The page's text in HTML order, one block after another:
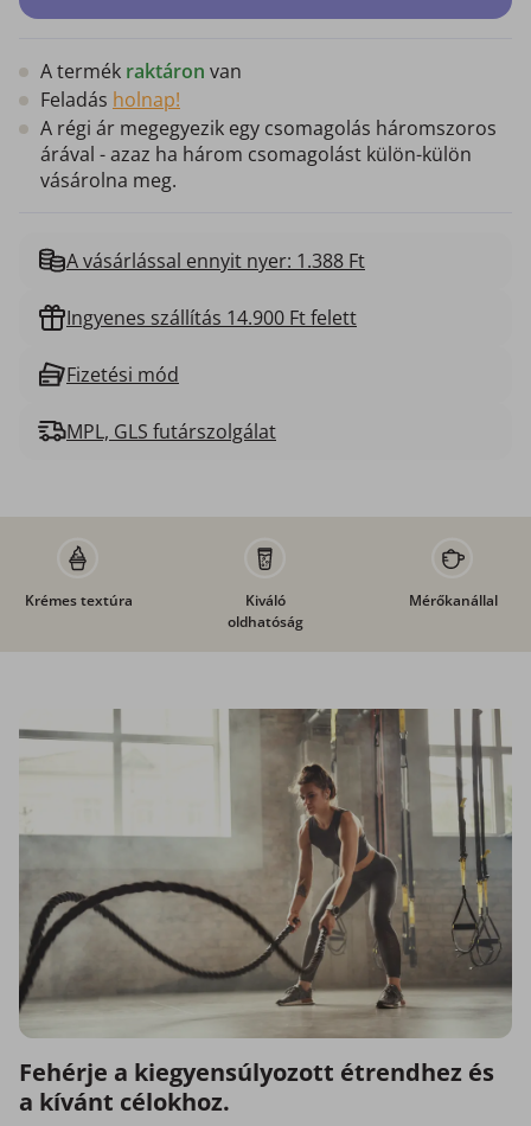
A termék raktáron van
Feladás holnap!
A régi ár megegyezik egy csomagolás háromszoros
árával - azaz ha három csomagolást külön-külön
vásárolna meg.
A vásárlással ennyit nyer: 1.388 Ft
Ingyenes szállítás 14.900 Ft felett
Fizetési mód
MPL, GLS futárszolgálat
Krémes textúra
Kiváló
oldhatóság
Mérőkanállal
Fehérje a kiegyensúlyozott étrendhez és
a kívánt célokhoz.